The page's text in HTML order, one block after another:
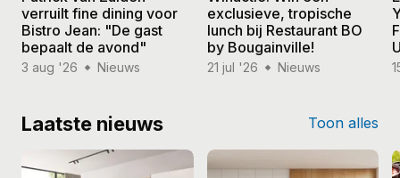
verruilt fine dining voor
Bistro Jean: "De gast
bepaalt de avond"
3 aug '26 Nieuws
exclusieve, tropische
lunch bij Restaurant BO
by Bougainville!
21 jul '26 Nieuws
Laatste nieuws Toon alles